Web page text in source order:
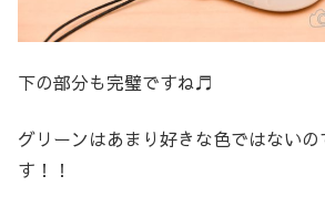
下の部分も完璧ですね♬
グリーンはあまり好きな色ではない
す！！